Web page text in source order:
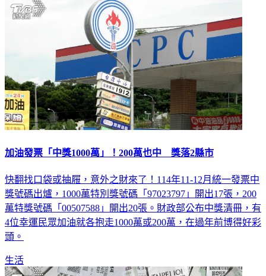
加油發票「中獎1000萬」！200萬也中 獎落2縣市
快翻找口袋或抽屜，意外之財來了！114年11-12月統一發票中
獎號碼出爐，1000萬特別獎號碼「97023797」開出17張，200
萬特獎號碼「00507588」開出20張。財政部公布中獎清冊，有
4位幸運民眾加油就各抱走1000萬或200萬，在過年前博得好彩
頭。
生活